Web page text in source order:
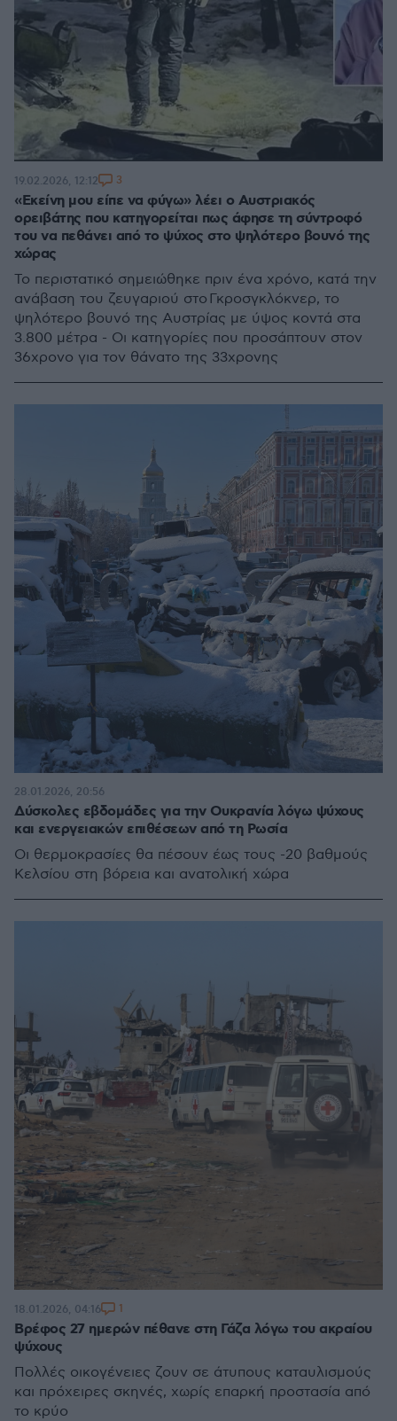
«Εκείνη μου είπε να φύγω» λέει ο Αυστριακός
ορειβάτης που κατηγορείται πως άφησε τη σύντροφό
του να πεθάνει από το ψύχος στο ψηλότερο βουνό της
χώρας
Το περιστατικό σημειώθηκε πριν ένα χρόνο, κατά την
ανάβαση του ζευγαριού στο Γκροσγκλόκνερ, το
ψηλότερο βουνό της Αυστρίας με ύψος κοντά στα
3.800 μέτρα - Οι κατηγορίες που προσάπτουν στον
36χρονο για τον θάνατο της 33χρονης
19.02.2026, 12:12 3
Δύσκολες εβδομάδες για την Ουκρανία λόγω ψύχους
και ενεργειακών επιθέσεων από τη Ρωσία
Οι θερμοκρασίες θα πέσουν έως τους -20 βαθμούς
Κελσίου στη βόρεια και ανατολική χώρα
28.01.2026, 20:56
Βρέφος 27 ημερών πέθανε στη Γάζα λόγω του ακραίου
ψύχους
Πολλές οικογένειες ζουν σε άτυπους καταυλισμούς
και πρόχειρες σκηνές, χωρίς επαρκή προστασία από
το κρύο
18.01.2026, 04:16 1